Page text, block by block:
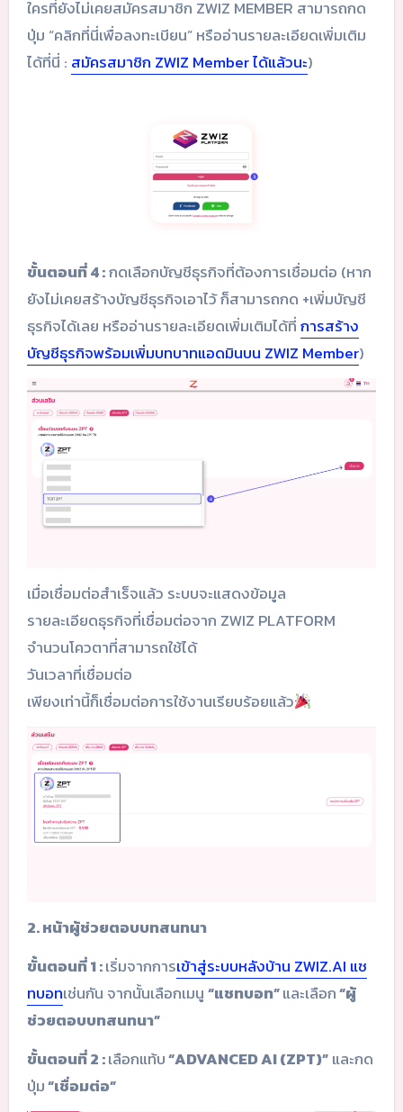
ใครที่ยังไม่เคยสมัครสมาชิก ZWIZ MEMBER สามารถกด
ปุ่ม “คลิกที่นี่เพื่อลงทะเบียน” หรืออ่านรายละเอียดเพิ่มเติม
ได้ที่นี่ : สมัครสมาชิก ZWIZ Member ได้แล้วนะ)
ขั้นตอนที่ 4 :กดเลือกบัญชีธุรกิจที่ต้องการเชื่อมต่อ (หาก
ยังไม่เคยสร้างบัญชีธุรกิจเอาไว้ ก็สามารถกด +เพิ่มบัญชี
ธุรกิจได้เลย หรืออ่านรายละเอียดเพิ่มเติมได้ที่การสร้าง
บัญชีธุรกิจพร้อมเพิ่มบทบาทแอดมินบน ZWIZ Member)
เมื่อเชื่อมต่อสำเร็จแล้ว ระบบจะแสดงข้อมูล
รายละเอียดธุรกิจที่เชื่อมต่อจาก ZWIZ PLATFORM
จำนวนโควตาที่สามารถใช้ได้
วันเวลาที่เชื่อมต่อ
เพียงเท่านี้ก็เชื่อมต่อการใช้งานเรียบร้อยแล้ว
2. หน้าผู้ช่วยตอบบทสนทนา
ขั้นตอนที่ 1 :เริ่มจากการเข้าสู่ระบบหลังบ้าน ZWIZ.AI แช
ทบอทเช่นกัน จากนั้นเลือกเมนู“แชทบอท”และเลือก“ผู้
ช่วยตอบบทสนทนา”
ขั้นตอนที่ 2 :เลือกแท้บ“ADVANCED AI (ZPT)”และกด
ปุ่ม“เชื่อมต่อ”